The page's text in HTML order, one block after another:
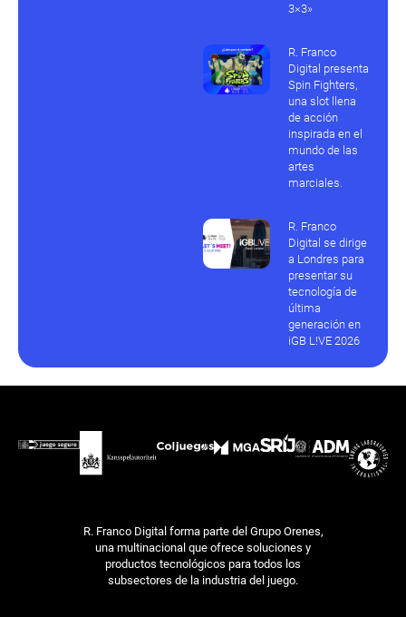
3×3»
R. Franco
Digital presenta
Spin Fighters,
una slot llena
de acción
inspirada en el
mundo de las
artes
marciales.
R. Franco
Digital se dirige
a Londres para
presentar su
tecnología de
última
generación en
iGB L!VE 2026
R. Franco Digital forma parte del Grupo Orenes,
una multinacional que ofrece soluciones y
productos tecnológicos para todos los
subsectores de la industria del juego.